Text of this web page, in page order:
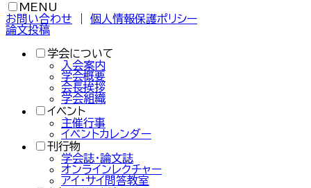
MENU
お問い合わせ
個人情報保護ポリシー
論文投稿
学会について
入会案内
学会概要
会長挨拶
学会組織
イベント
主催行事
イベントカレンダー
刊行物
学会誌・論文誌
オンラインレクチャー
アイ・サイ問答教室